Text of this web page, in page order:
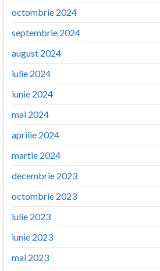
octombrie 2024
septembrie 2024
august 2024
iulie 2024
iunie 2024
mai 2024
aprilie 2024
martie 2024
decembrie 2023
octombrie 2023
iulie 2023
iunie 2023
mai 2023